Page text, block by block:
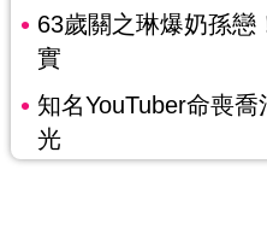
63歲關之琳爆奶孫戀
實
知名YouTuber命喪
光